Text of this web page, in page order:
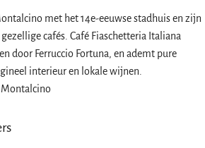
met het 14e-eeuwse stadhuis en zijn
cafés. Café Fiaschetteria Italiana
door Ferruccio Fortuna, en ademt pure
interieur en lokale wijnen.
Montalcino